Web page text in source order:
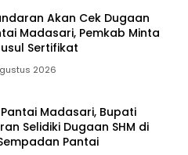
Akan Cek Dugaan
Madasari, Pemkab Minta
Sertifikat
2026
Madasari, Bupati
Selidiki Dugaan SHM di
Pantai